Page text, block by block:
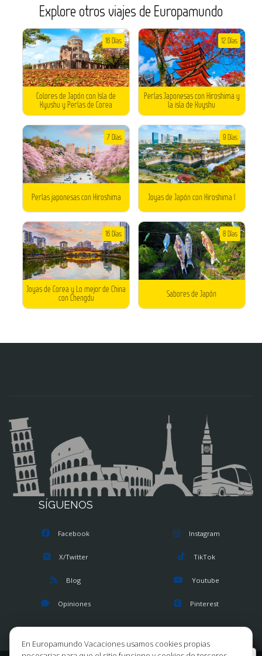
Explore otros viajes de Europamundo
Colores de Japón con Isla de
Kyushu y Perlas de Corea
16 Días
Perlas Japonesas con Hiroshima y
la isla de Kuyshu
12 Días
Perlas japonesas con Hiroshima
7 Días
Joyas de Japón con Hiroshima I
9 Días
Joyas de Corea y Lo mejor de China
con Chengdu
16 Días
Sabores de Japón
8 Días
SÍGUENOS
Facebook
X/Twitter
Blog
Opiniones
Instagram
TikTok
Youtube
Pinterest
En Europamundo Vacaciones usamos cookies propias